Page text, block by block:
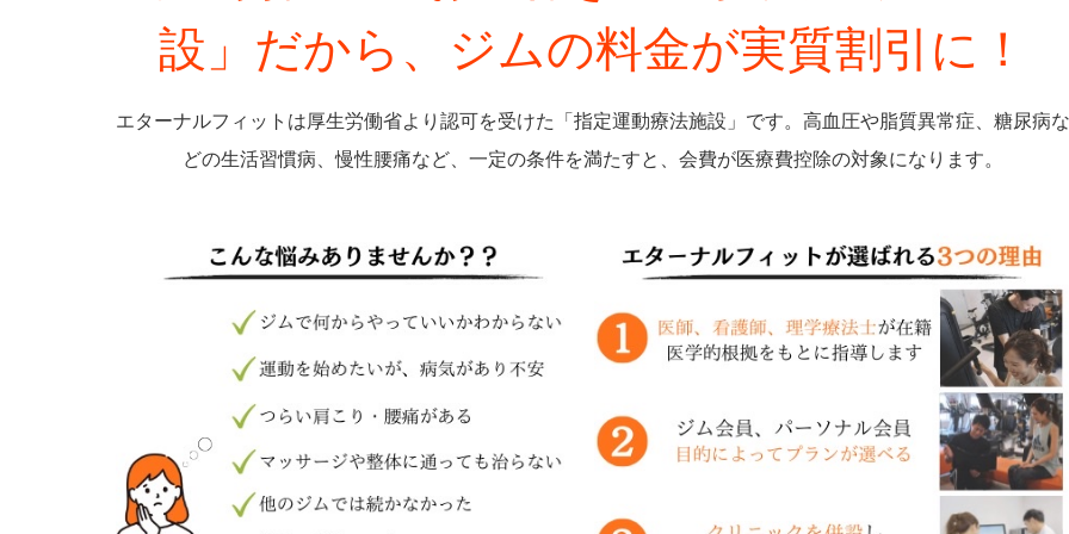
設」だから、ジムの料金が実質割引に！
エターナルフィットは厚生労働省より認可を受けた「指定運動療法施設」です。高血圧や脂質異常症、糖尿病な
どの生活習慣病、慢性腰痛など、一定の条件を満たすと、会費が医療費控除の対象になります。